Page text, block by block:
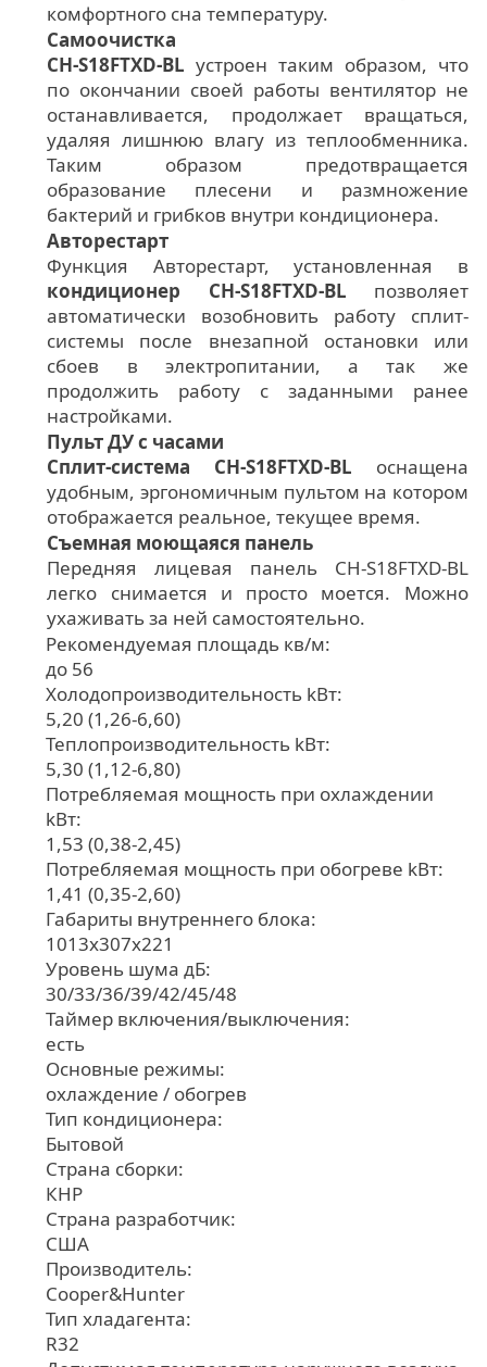
комфортного сна температуру.
Самоочистка
CH-S18FTXD-BL устроен таким образом, что
по окончании своей работы вентилятор не
останавливается, продолжает вращаться,
удаляя лишнюю влагу из теплообменника.
Таким образом предотвращается
образование плесени и размножение
бактерий и грибков внутри кондиционера.
Авторестарт
Функция Авторестарт, установленная в
кондиционер CH-S18FTXD-BL позволяет
автоматически возобновить работу сплит-
системы после внезапной остановки или
сбоев в электропитании, а так же
продолжить работу с заданными ранее
настройками.
Пульт ДУ с часами
Сплит-система CH-S18FTXD-BL оснащена
удобным, эргономичным пультом на котором
отображается реальное, текущее время.
Съемная моющаяся панель
Передняя лицевая панель CH-S18FTXD-BL
легко снимается и просто моется. Можно
ухаживать за ней самостоятельно.
Рекомендуемая площадь кв/м:
до 56
Холодопроизводительность kВт:
5,20 (1,26-6,60)
Теплопроизводительность kВт:
5,30 (1,12-6,80)
Потребляемая мощность при охлаждении
kВт:
1,53 (0,38-2,45)
Потребляемая мощность при обогреве kВт:
1,41 (0,35-2,60)
Габариты внутреннего блока:
1013х307х221
Уровень шума дБ:
30/33/36/39/42/45/48
Таймер включения/выключения:
есть
Основные режимы:
охлаждение / обогрев
Тип кондиционера:
Бытовой
Страна сборки:
КНР
Страна разработчик:
США
Производитель:
Cooper&Hunter
Тип хладагента:
R32